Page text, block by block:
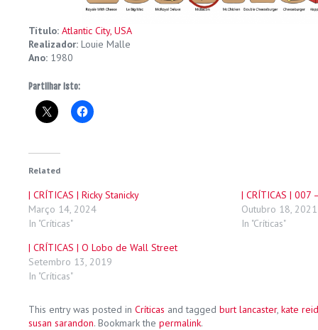
Título: Atlantic City, USA
Realizador: Louie Malle
Ano: 1980
Partilhar isto:
Related
| CRÍTICAS | Ricky Stanicky
Março 14, 2024
In "Críticas"
| CRÍTICAS | 007
Outubro 18, 2021
In "Críticas"
| CRÍTICAS | O Lobo de Wall Street
Setembro 13, 2019
In "Críticas"
This entry was posted in Críticas and tagged burt lancaster, kate reid
susan sarandon. Bookmark the permalink.